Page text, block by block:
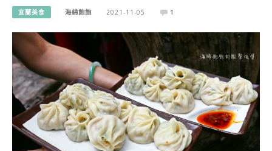
宜蘭美食 海綿飽飽 2021-11-05 1